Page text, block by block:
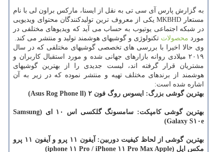
به گزارش پارس آی سی تی به نقل از ایسنا، ماركس براون لی با نام
مستعار MKBHD یكی از معروف ترین تولیدكنندگان محتوای ویدیویی
در شبكه اجتماعی یوتیوب به حساب می آید كه ویدیوهای مختلفی در
مورد محصولات تكنولوژی و گوشیهای هوشمند تولید و منتشر می كند.
وی حالا اخیرا با بررسی های تخصصی گوشیهای مختلفی كه در سال
۲۰۱۹ میلادی روانه بازارهای جهانی شده و مورد استقبال كاربران و
مشتریان قرار گرفته اند، لیست جدیدی را از بهترین گوشیهای
هوشمند از برندهای مختلف تهیه و منتشر نموده كه در زیر به آن
اشاره شده است:
بهترین گوشی بزرگ: ایسوس روگ فون ۲ (Asus Rog Phone ll)
بهترین گوشی كامپكت: سامسونگ گلكسی اس ۱۰ ای (Samsung
Galaxy S۱۰e)
بهترین گوشی از لحاظ كیفیت دوربین: آیفون ۱۱ پرو و آیفون ۱۱ پرو
مكس اپل (iphone ۱۱ Pro / iPhone ۱۱ Pro Max Apple)